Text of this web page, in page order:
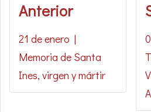
Anterior
21 de enero |
Memoria de Santa
Ines, virgen y mártir